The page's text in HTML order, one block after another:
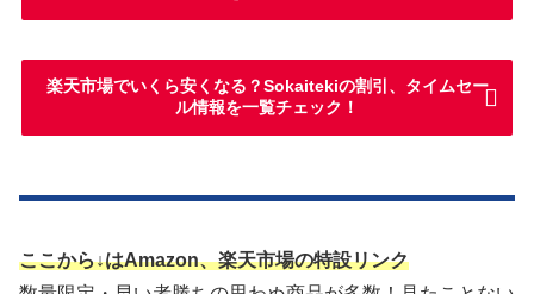
楽天市場でいくら安くなる？Sokaitekiの割引、タイムセー
ル情報を一覧チェック！
ここから↓はAmazon、楽天市場の特設リンク